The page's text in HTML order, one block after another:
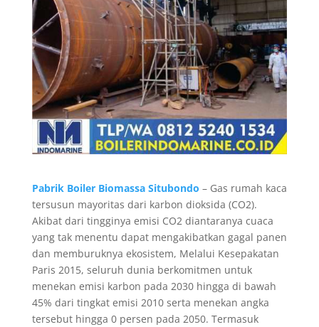
Pabrik Boiler Biomassa Situbondo – Gas rumah kaca
tersusun mayoritas dari karbon dioksida (CO2).
Akibat dari tingginya emisi CO2 diantaranya cuaca
yang tak menentu dapat mengakibatkan gagal panen
dan memburuknya ekosistem, Melalui Kesepakatan
Paris 2015, seluruh dunia berkomitmen untuk
menekan emisi karbon pada 2030 hingga di bawah
45% dari tingkat emisi 2010 serta menekan angka
tersebut hingga 0 persen pada 2050. Termasuk